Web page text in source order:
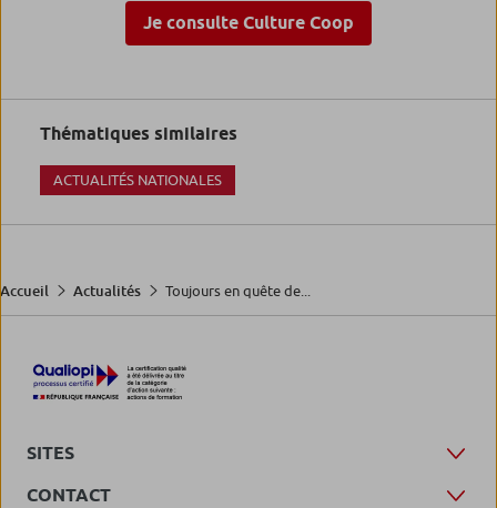
Je consulte Culture Coop
Thématiques similaires
ACTUALITÉS NATIONALES
Accueil Actualités Toujours en quête de...
SITES
CONTACT